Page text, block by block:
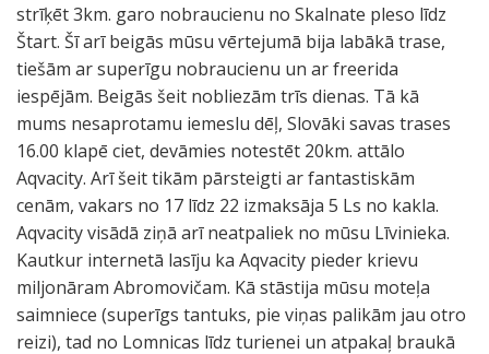
strīķēt 3km. garo nobraucienu no Skalnate pleso līdz
Štart. Šī arī beigās mūsu vērtejumā bija labākā trase,
tiešām ar superīgu nobraucienu un ar freerida
iespējām. Beigās šeit nobliezām trīs dienas. Tā kā
mums nesaprotamu iemeslu dēļ, Slovāki savas trases
16.00 klapē ciet, devāmies notestēt 20km. attālo
Aqvacity. Arī šeit tikām pārsteigti ar fantastiskām
cenām, vakars no 17 līdz 22 izmaksāja 5 Ls no kakla.
Aqvacity visādā ziņā arī neatpaliek no mūsu Līvinieka.
Kautkur internetā lasīju ka Aqvacity pieder krievu
miljonāram Abromovičam. Kā stāstija mūsu moteļa
saimniece (superīgs tantuks, pie viņas palikām jau otro
reizi), tad no Lomnicas līdz turienei un atpakaļ braukā